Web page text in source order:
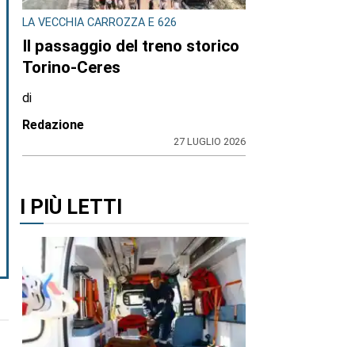
LA VECCHIA CARROZZA E 626
Il passaggio del treno storico
Torino-Ceres
di
Redazione
27 LUGLIO 2026
I PIÙ LETTI